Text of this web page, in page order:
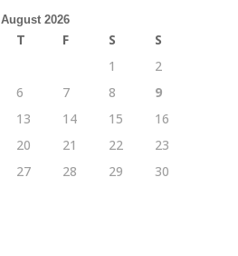
August 2026
T F S
S
1
2
6 7 8
9
13 14 15
16
20 21 22
23
27 28 29
30